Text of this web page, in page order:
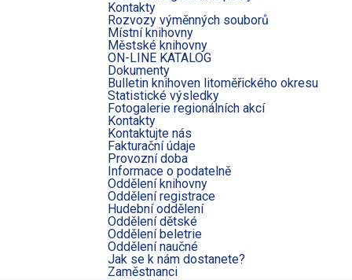
Kontakty
Rozvozy výměnných souborů
Místní knihovny
Městské knihovny
ON-LINE KATALOG
Dokumenty
Bulletin knihoven litoměřického okresu
Statistické výsledky
Fotogalerie regionálních akcí
Kontakty
Kontaktujte nás
Fakturační údaje
Provozní doba
Informace o podatelně
Oddělení knihovny
Oddělení registrace
Hudební oddělení
Oddělení dětské
Oddělení beletrie
Oddělení naučné
Jak se k nám dostanete?
Zaměstnanci